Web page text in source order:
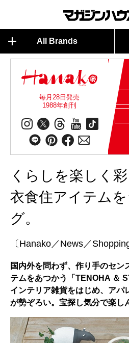
All Brands
毎月28日発売
1988年創刊
くらしを楽しく
衣食住アイテム
グ。
〔Hanako／News／Shopping
国内外を問わず、作り手のセン
テムをあつかう「TENOHA ＆
インテリア雑貨をはじめ、アパ
が勢ぞろい。宝探し気分で楽し